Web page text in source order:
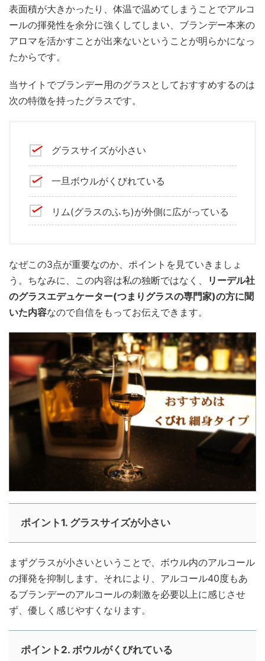
表面積が大きかったり、体温で温めてしまうことでアルコ
ールの揮発性を余分に強くしてしまい、ブランデー本来の
アロマを活かすことが出来ないということが明らかになっ
たからです。
当サイトでブランデー用のグラスとしておすすめするのは
次の特徴を持ったグラスです。
グラスサイズが小さい
一旦ボウルがくびれている
リム(グラスのふち)が外側に広がっている
なぜこの3点が重要なのか、ポイントを見ていきましょ
う。ちなみに、この内容は私の独断ではなく、
リーデル社
のグラスエデュケーター(つまりグラスの専門家)の方に聞
いた内容なので自信をもってお伝えできます。
ポイント1. グラスサイズが小さい
まずグラスが小さいということで、ボウル内のアルコール
の揮発を抑制します。それにより、アルコール40度もあ
るブランデーのアルコールの刺激を必要以上に感じさせ
ず、優しく感じやすくなります。
ポイント2. ボウルがくびれている